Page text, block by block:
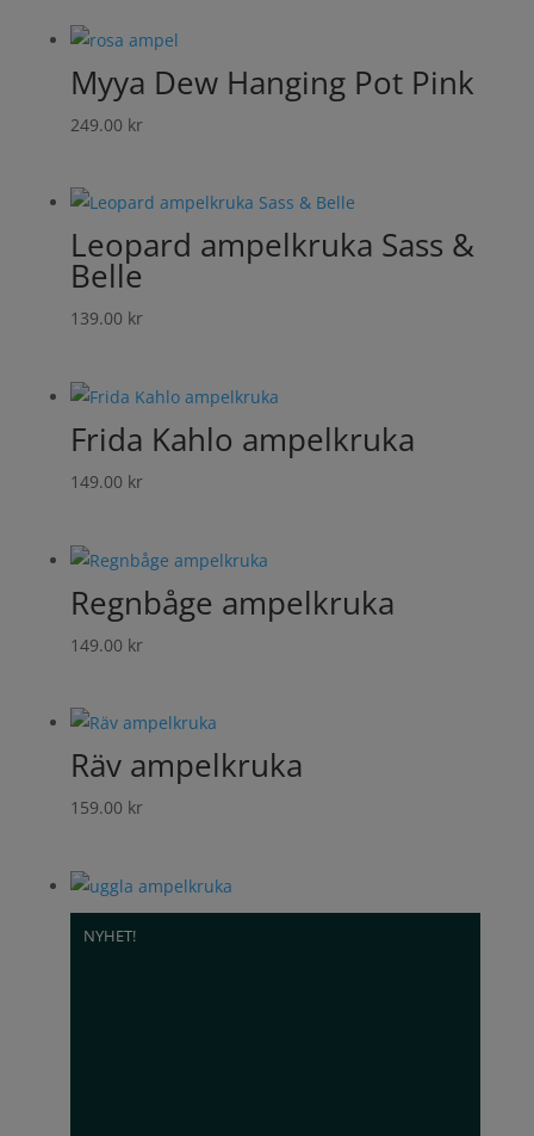
Myya Dew Hanging Pot Pink
249.00 kr
Leopard ampelkruka Sass &
Belle
139.00 kr
Frida Kahlo ampelkruka
149.00 kr
Regnbåge ampelkruka
149.00 kr
Räv ampelkruka
159.00 kr
NYHET!